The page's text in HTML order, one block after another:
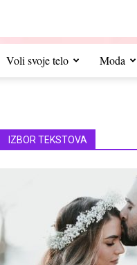
Voli svoje telo Moda
IZBOR TEKSTOVA